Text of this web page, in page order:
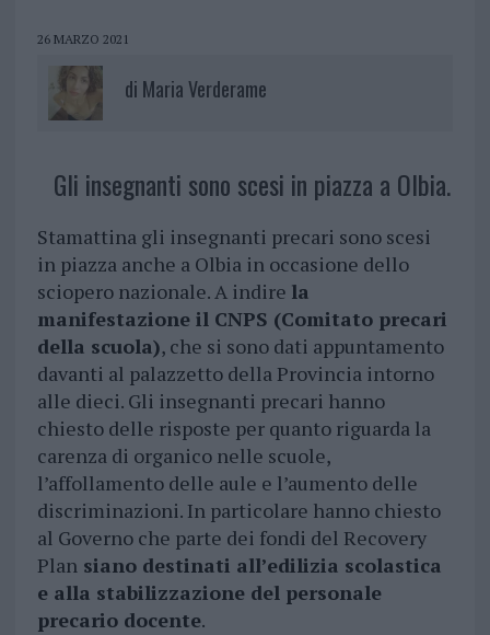
26 MARZO 2021
di Maria Verderame
Gli insegnanti sono scesi in piazza a Olbia.
Stamattina gli insegnanti precari sono scesi
in piazza anche a Olbia in occasione dello
sciopero nazionale. A indire la
manifestazione il CNPS (Comitato precari
della scuola), che si sono dati appuntamento
davanti al palazzetto della Provincia intorno
alle dieci. Gli insegnanti precari hanno
chiesto delle risposte per quanto riguarda la
carenza di organico nelle scuole,
l’affollamento delle aule e l’aumento delle
discriminazioni. In particolare hanno chiesto
al Governo che parte dei fondi del Recovery
Plansiano destinati all’edilizia scolastica
e alla stabilizzazione del personale
precario docente.